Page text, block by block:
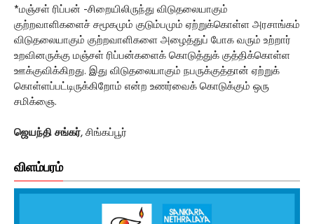
*மஞ்சள் ரிப்பன் -சிறையிலிருந்து விடுதலையாகும்
குற்றவாளிகளைச் சமூகமும் குடும்பமும் ஏற்றுக்கொள்ள அரசாங்கம்
விடுதலையாகும் குற்றவாளிகளை அழைத்துப் போக வரும் உற்றார்
உறவினருக்கு மஞ்சள் ரிப்பன்களைக் கொடுத்துக் குத்திக்கொள்ள
ஊக்குவிக்கிறது. இது விடுதலையாகும் நபருக்குத்தான் ஏற்றுக்
கொள்ளப்பட்டிருக்கிறோம் என்ற உணர்வைக் கொடுக்கும் ஒரு
சமிக்ஞை.
ஜெயந்தி சங்கர், சிங்கப்பூர்
விளம்பரம்